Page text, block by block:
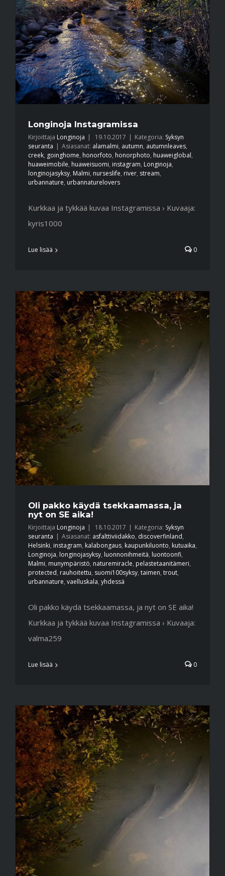
Longinoja Instagramissa
Kirjoittaja Longinoja 19.10.2017 Kategoria: Syksyn
seuranta
Asiasanat: alamalmi, autumn, autumnleaves,
creek, goinghome, honorfoto, honorphoto, huaweiglobal,
huaweimobile, huaweisuomi, instagram, Longinoja,
longinojasyksy, Malmi, nurseslife, river, stream,
urbannature, urbannaturelovers
Kurkkaa ja tykkää kuvaa Instagramissa › Kuvaaja:
kyris1000
Lue lisää 0
Oli pakko käydä tsekkaamassa, ja
nyt on SE aika!
Kirjoittaja Longinoja 18.10.2017 Kategoria: Syksyn
seuranta
Asiasanat: asfalttiviidakko, discoverfinland,
Helsinki, instagram, kalabongaus, kaupunkiluonto, kutuaika,
Longinoja, longinojasyksy, luonnonihmeitä, luontoonfi,
Malmi, munympäristö, naturemiracle, pelastetaanitämeri,
protected, rauhoitettu, suomi100syksy, taimen, trout,
urbannature, vaelluskala, yhdessä
Oli pakko käydä tsekkaamassa, ja nyt on SE aika!
Kurkkaa ja tykkää kuvaa Instagramissa › Kuvaaja:
valma259
Lue lisää 0